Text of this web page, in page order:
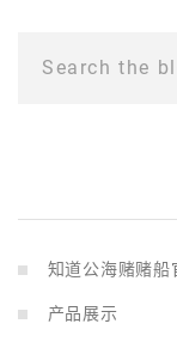
Search the
知道公海赌赌船
产品展示